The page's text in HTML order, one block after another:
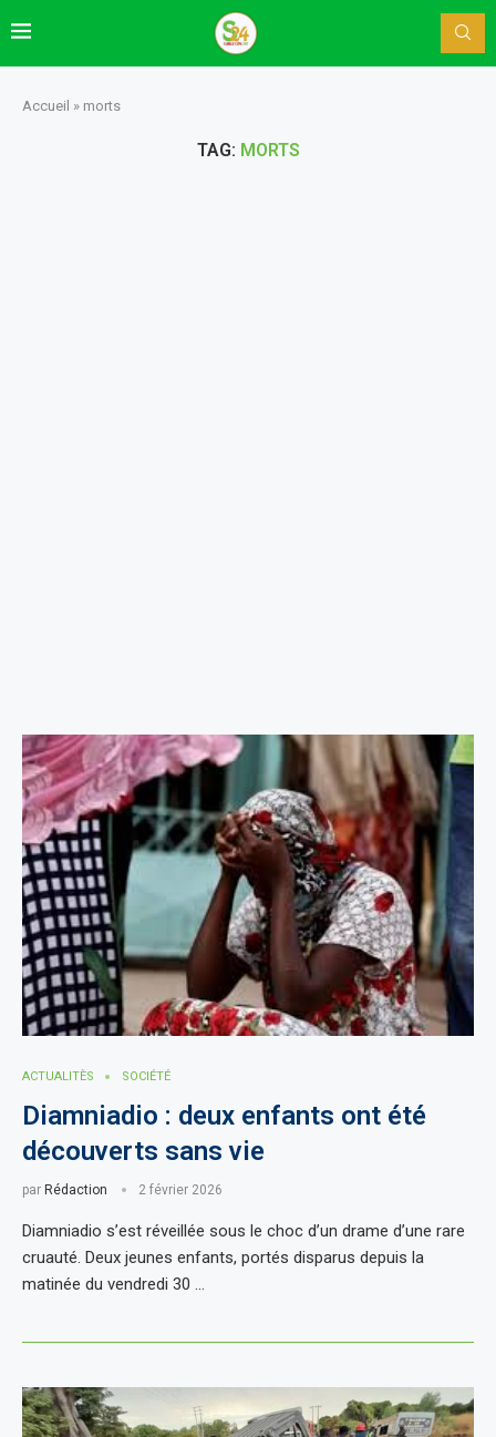
Accueil » morts
TAG: MORTS
ACTUALITÈS SOCIÉTÉ
Diamniadio : deux enfants ont été
découverts sans vie
par Rédaction 2 février 2026
Diamniadio s’est réveillée sous le choc d’un drame d’une rare
cruauté. Deux jeunes enfants, portés disparus depuis la
matinée du vendredi 30 …